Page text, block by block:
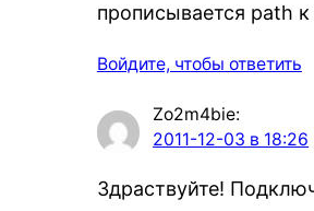
прописывается path к
Войдите, чтобы ответить
Zo2m4bie:
2011-12-03 в 18:26
Здраствуйте!